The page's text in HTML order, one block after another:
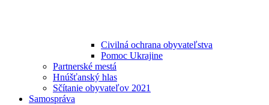
Civilná ochrana obyvateľstva
Pomoc Ukrajine
Partnerské mestá
Hnúšťanský hlas
Sčítanie obyvateľov 2021
Samospráva